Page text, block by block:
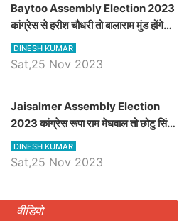
Baytoo Assembly Election 2023
कांग्रेस से हरीश चौधरी तो बालाराम मुंड होंगे
भाजपा उम्मीदवार, जानिये बायतू विधानसभा
सीट के ताजा समीकरण
DINESH KUMAR
Sat,25 Nov 2023
​​​​​​​Jaisalmer Assembly Election
2023 कांग्रेस रूपा राम मेघवाल तो छोटु सिंह
भाटी होंगे भाजपा उम्मीदवार, जानिये जैसलमेर
विधानसभा सीट के ताजा समीकरण
DINESH KUMAR
Sat,25 Nov 2023
वीडियो